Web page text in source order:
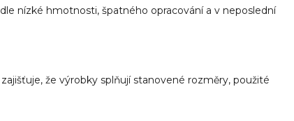
nízké hmotnosti, špatného opracování a v neposlední
že výrobky splňují stanovené rozměry, použité